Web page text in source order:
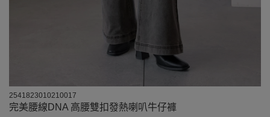
2541823010210017
完美腰線DNA 高腰雙扣發熱喇叭牛仔褲